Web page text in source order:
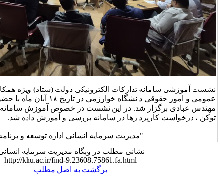
الکترونیکی دولت (ستاد) ویژه همکاران امور مالی ،امور
عمومی و امور حقوقی دانشگاه خوارزمی در تاریخ ۱۸ آبان ماه با حضور و تدریس جناب آقای
در این نشست در خصوص آموزش سامانه ستاد ،کاربرد، ایجاد
در سامانه بررسی و آموزش داده شد.
مطلب در وبگاه مدیریت سرمایه انسانی:
http://khu.ac.ir/find-9.23608.75861.fa.html